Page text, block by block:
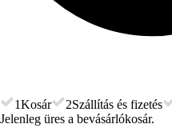
1Kosár 2Szállítás és fizetés
Jelenleg üres a bevásárlókosár.